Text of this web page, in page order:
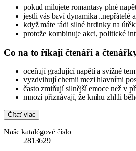
pokud milujete romantasy plné
jestli vás baví dynamika „nepřátelé
když máte rádi silné hrdinky na
protože kombinuje akci, politické
Co na to říkají čtenáři a
oceňují gradující napětí a svižné
vyzdvihují chemii mezi hlavními
často zmiňují silnější emoce než v
mnozí přiznávají, že knihu zhltli
Čítať viac
Naše katalógové číslo
2813629